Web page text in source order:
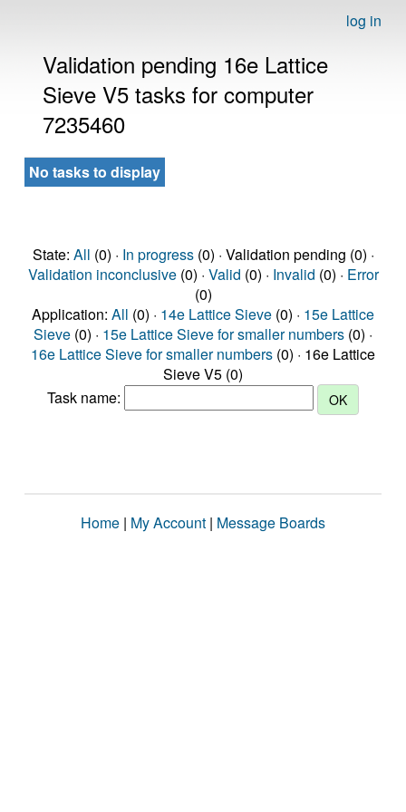
log in
Validation pending 16e Lattice
Sieve V5 tasks for computer
7235460
No tasks to display
State: All (0) · In progress(0) · Validation pending (0) ·
Validation inconclusive(0) · Valid (0) · Invalid (0) · Error
(0)
Application: All (0) · 14e Lattice Sieve (0) · 15e Lattice
Sieve (0) · 15e Lattice Sieve for smaller numbers (0) ·
16e Lattice Sieve for smaller numbers (0) · 16e Lattice
Sieve V5 (0)
Task name:
Home | My Account | Message Boards